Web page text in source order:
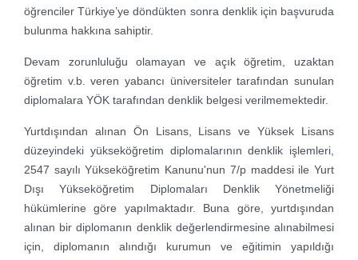
öğrenciler Türkiye’ye döndükten sonra denklik için başvuruda
bulunma hakkına sahiptir.
Devam zorunluluğu olamayan ve açık öğretim, uzaktan
öğretim v.b. veren yabancı üniversiteler tarafından sunulan
diplomalara YÖK tarafından denklik belgesi verilmemektedir.
Yurtdışından alınan Ön Lisans, Lisans ve Yüksek Lisans
düzeyindeki yükseköğretim diplomalarının denklik işlemleri,
2547 sayılı Yükseköğretim Kanunu'nun 7/p maddesi ile Yurt
Dışı Yükseköğretim Diplomaları Denklik Yönetmeliği
hükümlerine göre yapılmaktadır. Buna göre, yurtdışından
alınan bir diplomanın denklik değerlendirmesine alınabilmesi
için, diplomanın alındığı kurumun ve eğitimin yapıldığı